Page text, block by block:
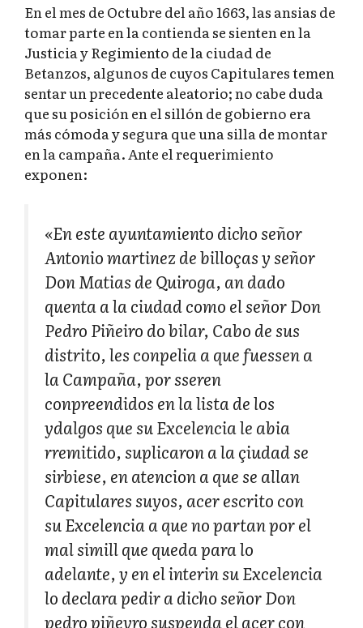
En el mes de Octubre del año 1663, las ansias de
tomar parte en la contienda se sienten en la
Justicia y Regimiento de la ciudad de
Betanzos, algunos de cuyos Capitulares temen
sentar un precedente aleatorio; no cabe duda
que su posición en el sillón de gobierno era
más cómoda y segura que una silla de montar
en la campaña. Ante el requerimiento
exponen:
«En este ayuntamiento dicho señor
Antonio martinez de billoças y señor
Don Matias de Quiroga, an dado
quenta a la ciudad como el señor Don
Pedro Piñeiro do bilar, Cabo de sus
distrito, les conpelia a que fuessen a
la Campaña, por sseren
conpreendidos en la lista de los
ydalgos que su Excelencia le abia
rremitido, suplicaron a la çiudad se
sirbiese, en atencion a que se allan
Capitulares suyos, acer escrito con
su Excelencia a que no partan por el
mal simill que queda para lo
adelante, y en el interin su Excelencia
lo declara pedir a dicho señor Don
pedro piñeyro suspenda el acer con